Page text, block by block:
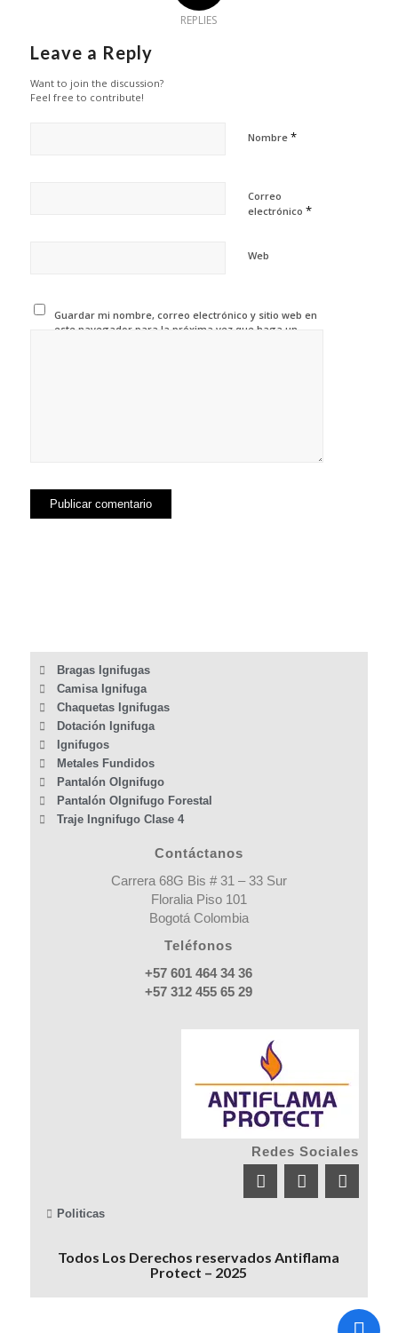
REPLIES
Leave a Reply
Want to join the discussion?
Feel free to contribute!
Nombre *
Correo
electrónico *
Web
Guardar mi nombre, correo electrónico y sitio web en
este navegador para la próxima vez que haga un
Bragas Ignifugas
Camisa Ignifuga
Chaquetas Ignifugas
Dotación Ignifuga
Ignifugos
Metales Fundidos
Pantalón OIgnifugo
Pantalón OIgnifugo Forestal
Traje Ingnifugo Clase 4
Contáctanos
Carrera 68G Bis # 31 – 33 Sur
Floralia Piso 101
Bogotá Colombia
Teléfonos
+57 601 464 34 36
+57 312 455 65 29
Redes Sociales
Politicas
Todos Los Derechos reservados Antiflama
Protect – 2025